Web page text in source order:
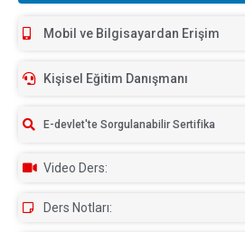
Mobil ve Bilgisayardan Erişim
Kişisel Eğitim Danışmanı
E-devlet'te Sorgulanabilir Sertifika
Video Ders:
Ders Notları: